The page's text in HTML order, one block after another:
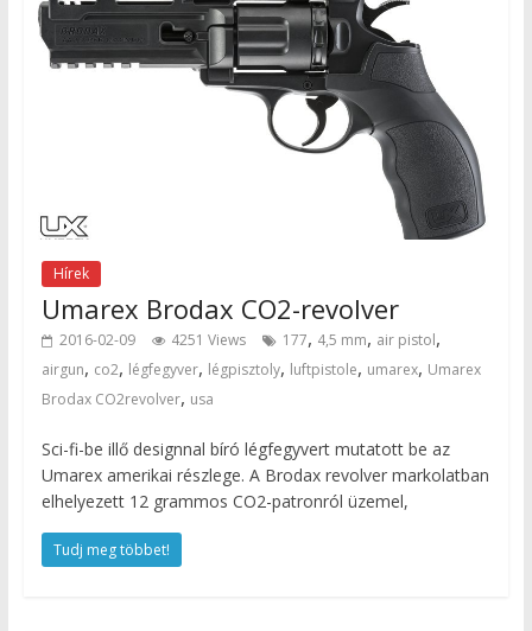
Hírek
Umarex Brodax CO2-revolver
2016-02-09 4251 Views 177, 4,5 mm, air pistol,
airgun, co2, légfegyver, légpisztoly, luftpistole, umarex, Umarex
Brodax CO2revolver, usa
Sci-fi-be illő designnal bíró légfegyvert mutatott be az
Umarex amerikai részlege. A Brodax revolver markolatban
elhelyezett 12 grammos CO2-patronról üzemel,
Tudj meg többet!